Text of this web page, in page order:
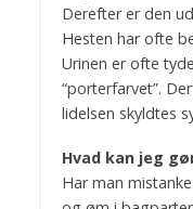
Derefter er den
Hesten har ofte
Urinen er ofte
“porterfarvet”.
lidelsen skyldtes
Hvad kan jeg
Har man